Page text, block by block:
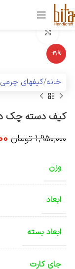
-30%
خانه کیفهای چرمی
کیف دسته چک
1,950,000 تومان
وزن
ابعاد
ابعاد بسته
جای کارت